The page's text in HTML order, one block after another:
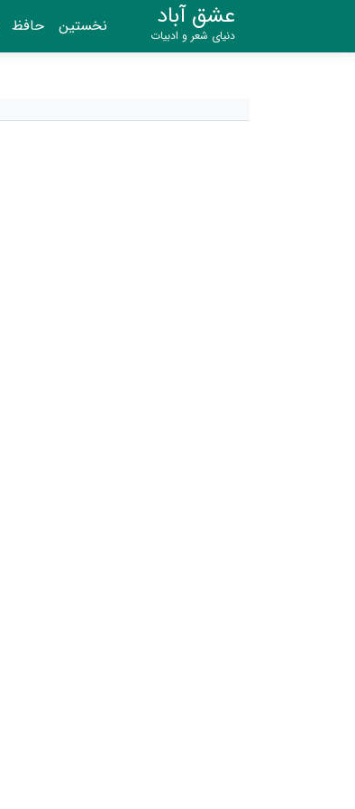
عشق آباد
دنیای شعر و ادبیات نخستین حافظ